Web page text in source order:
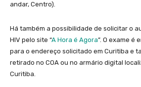
andar, Centro).
Há também a possibilidade de solicitar o
HIV pelo site “A Hora é Agora”. O exame é
para o endereço solicitado em Curitiba e
retirado no COA ou no armário digital
Curitiba.